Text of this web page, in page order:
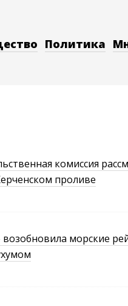
Политика
комиссия
проливе
возобновила морские